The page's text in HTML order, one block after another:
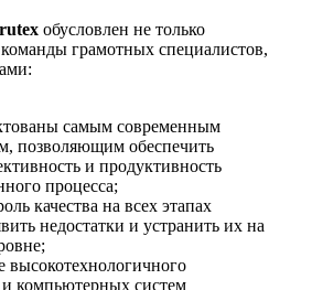
обусловлен не только
грамотных специалистов,
самым современным
позволяющим обеспечить
и продуктивность
процесса;
качества на всех этапах
недостатки и устранить их на
высокотехнологичного
и компьютерных систем